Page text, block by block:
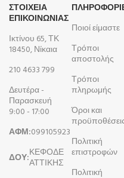
ΣΤΟΙΧΕΙΑ
ΕΠΙΚΟΙΝΩΝΙΑΣ
Ικτίνου 65, ΤΚ
18450, Νίκαια
210 4633 799
Δευτέρα -
Παρασκευή
9:00 - 17:00
ΑΦΜ:099105923
ΔΟΥ:ΚΕΦΟΔΕ
ΑΤΤΙΚΗΣ
Ποιοί είμαστε
Τρόποι
αποστολής
Τρόποι
πληρωμής
Όροι και
Πολιτική
επιστροφών
Πολιτική